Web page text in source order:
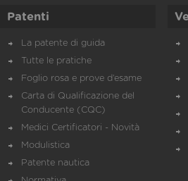
Patenti
La patente di guida
Tutte le pratiche
Foglio rosa e prove d’esame
Carta di Qualificazione del
Conducente (CQC)
Medici Certificatori - Novità
Modulistica
Patente nautica